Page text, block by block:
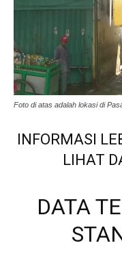
Foto di atas adalah lokasi di
INFORMASI
LIHAT
DATA